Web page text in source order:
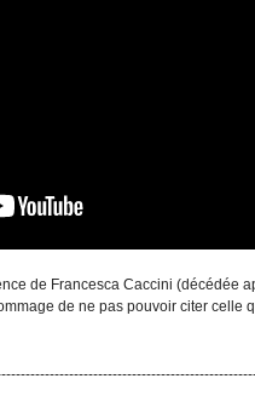
de Francesca Caccini (décédée
de ne pas pouvoir citer celle